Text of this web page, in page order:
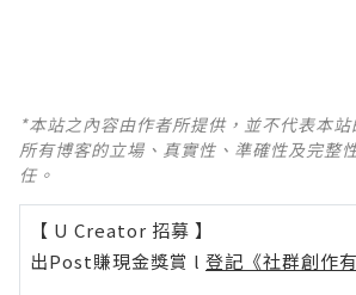
*本站之內容由作者所提供，並不代表本
所有博客的立場、真實性、準確性及完整
任。
【 U Creator 招募 】
出Post賺現金獎賞 l 登記《社群創作